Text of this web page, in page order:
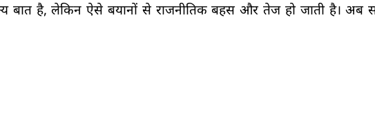
बात है, लेकिन ऐसे बयानों से राजनीतिक बहस और तेज हो जाती है। अब